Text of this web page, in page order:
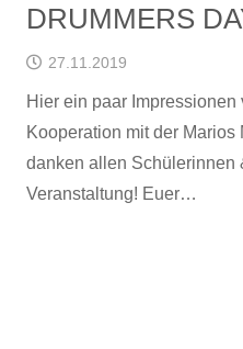
DRUMMERS
27.11.2019
Hier ein paar
Kooperation mit der
danken allen Schülerinnen
Veranstaltung! Euer…